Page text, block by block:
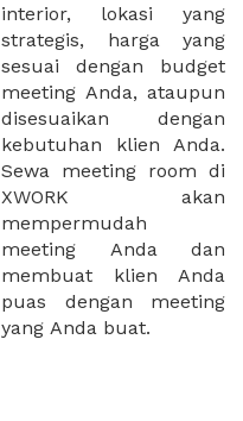
yang Anda buat.